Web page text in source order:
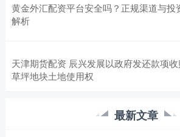
黄金外汇配资平台安全吗？正规渠道与投
解析
天津期货配资 辰兴发展以政府发还款项
草坪地块土地使用权
最新文章